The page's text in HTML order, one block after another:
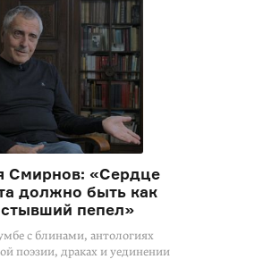
Смирнов: «Сердце
должно быть как
пепел»
с блинами, антологиях
поэзии, драках и уединении